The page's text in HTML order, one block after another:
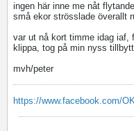
ingen här inne me nåt
små ekor strösslade överallt
var ut nå kort timme idag iaf,
klippa, tog på min nyss
mvh/peter
https://www.facebook.com/